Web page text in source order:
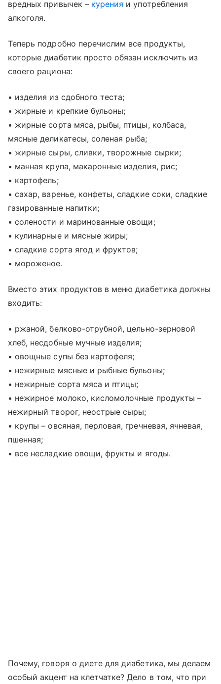
вредных привычек – курения и употребления
алкоголя.
Теперь подробно перечислим все продукты,
которые диабетик просто обязан исключить из
своего рациона:
• изделия из сдобного теста;
• жирные и крепкие бульоны;
• жирные сорта мяса, рыбы, птицы, колбаса,
мясные деликатесы, соленая рыба;
• жирные сыры, сливки, творожные сырки;
• манная крупа, макаронные изделия, рис;
• картофель;
• сахар, варенье, конфеты, сладкие соки, сладкие
газированные напитки;
• солености и маринованные овощи;
• кулинарные и мясные жиры;
• сладкие сорта ягод и фруктов;
• мороженое.
Вместо этих продуктов в меню диабетика должны
входить:
• ржаной, белково-отрубной, цельно-зерновой
хлеб, несдобные мучные изделия;
• овощные супы без картофеля;
• нежирные мясные и рыбные бульоны;
• нежирные сорта мяса и птицы;
• нежирное молоко, кисломолочные продукты –
нежирный творог, неострые сыры;
• крупы – овсяная, перловая, гречневая, ячневая,
пшенная;
• все несладкие овощи, фрукты и ягоды.
Почему, говоря о диете для диабетика, мы делаем
особый акцент на клетчатке? Дело в том, что при